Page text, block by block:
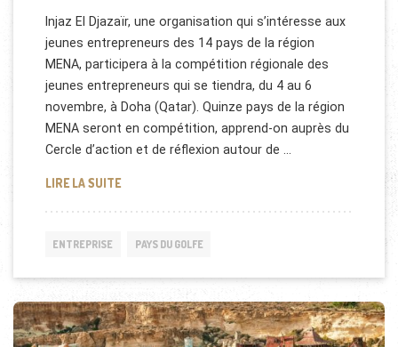
Injaz El Djazaïr, une organisation qui s’intéresse aux
jeunes entrepreneurs des 14 pays de la région
MENA, participera à la compétition régionale des
jeunes entrepreneurs qui se tiendra, du 4 au 6
novembre, à Doha (Qatar). Quinze pays de la région
MENA seront en compétition, apprend-on auprès du
Cercle d’action et de réflexion autour de …
LIRE LA SUITEJEUNES ENTREPRENEURS EN ALGÉRIE
ENTREPRISE PAYS DU GOLFE